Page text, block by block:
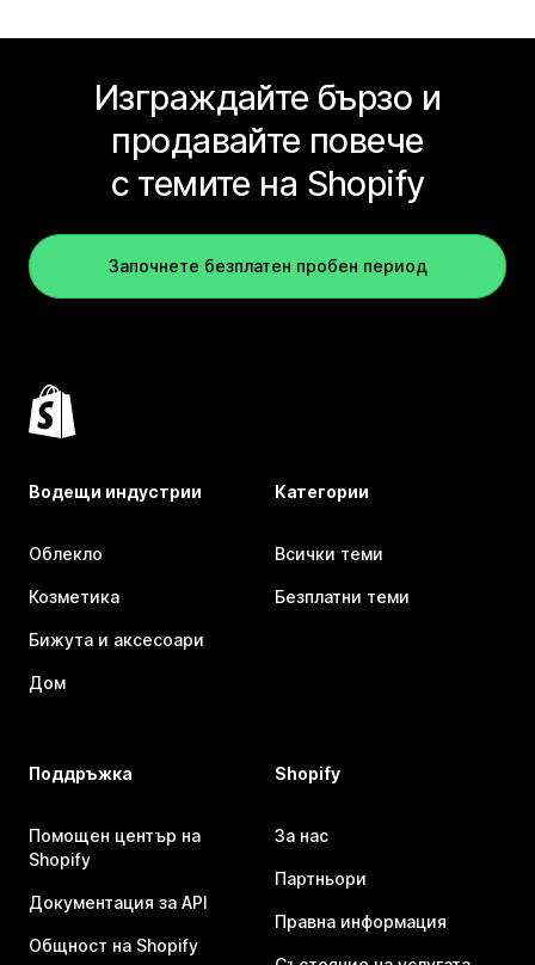
Изграждайте бързо и
продавайте повече
с темите на Shopify
Започнете безплатен пробен период
Водещи индустрии
Облекло
Козметика
Бижута и аксесоари
Дом
Категории
Всички теми
Безплатни теми
Поддръжка
Помощен център на
Shopify
Документация за API
Общност на Shopify
Shopify
За нас
Партньори
Правна информация